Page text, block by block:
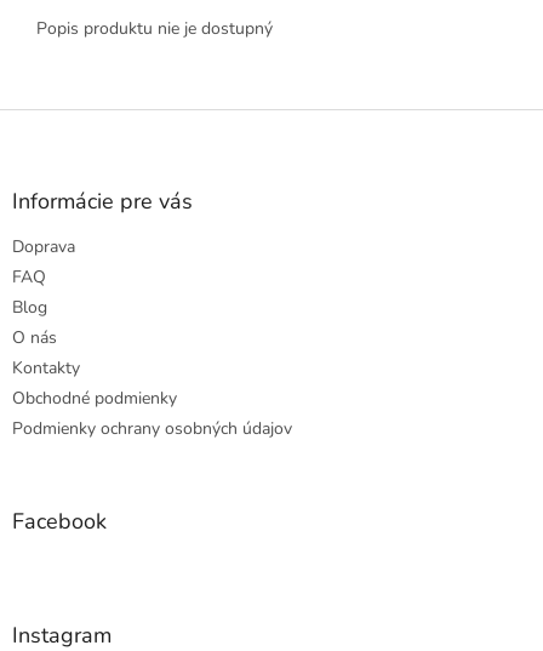
Popis produktu nie je dostupný
Z
Informácie pre vás
Doprava
FAQ
Blog
O nás
Kontakty
Obchodné podmienky
Podmienky ochrany osobných údajov
Facebook
Instagram